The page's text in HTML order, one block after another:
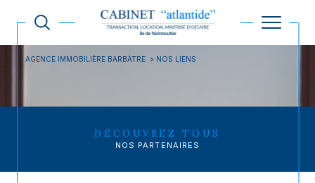
AGENCE IMMOBILIÈRE BARBÂTRE NOS LIENS
DÉCOUVREZ TOUS
NOS PARTENAIRES